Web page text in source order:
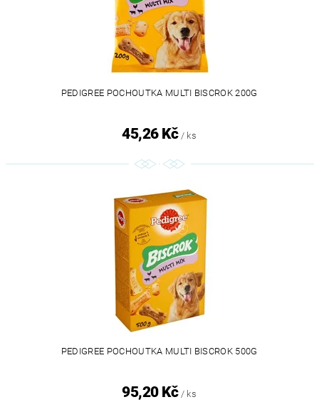
PEDIGREE POCHOUTKA MULTI BISCROK 200G
45,26 Kč / ks
PEDIGREE POCHOUTKA MULTI BISCROK 500G
95,20 Kč / ks